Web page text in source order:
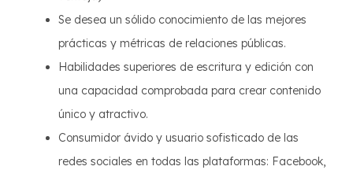
Se desea un sólido conocimiento de las mejores
prácticas y métricas de relaciones públicas.
Habilidades superiores de escritura y edición con
una capacidad comprobada para crear contenido
único y atractivo.
Consumidor ávido y usuario sofisticado de las
redes sociales en todas las plataformas: Facebook,